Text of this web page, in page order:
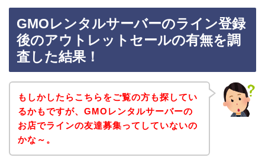
GMOレンタルサーバーのライン登録
後のアウトレットセールの有無を調
査した結果！
もしかしたらこちらをご覧の方も探してい
るかもですが、GMOレンタルサーバーの
お店でラインの友達募集ってしていないの
かな～。